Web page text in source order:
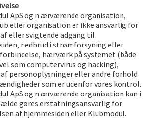
ApS og n ærværende organisation,
eller organisation er ikke ansvarlig for
eller svigtende adgang til
nedbrud i strømforsyning eller
hærværk på systemet (både
som computervirus og hacking),
personoplysninger eller andre forhold
som er udenfor vores kontrol.
ApS og n ærværende organisation kan i
gøres erstatningsansvarlig for
af hjemmesiden eller Klubmodul.